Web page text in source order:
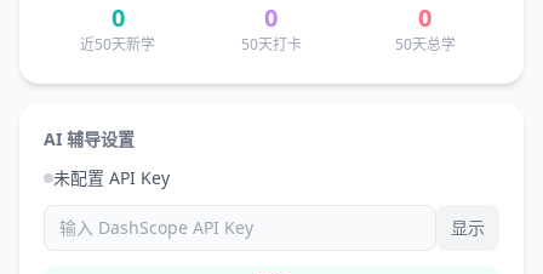
0
近50天新学
0
50天打卡
0
50天总学
AI 辅导设置
未配置 API Key
显示